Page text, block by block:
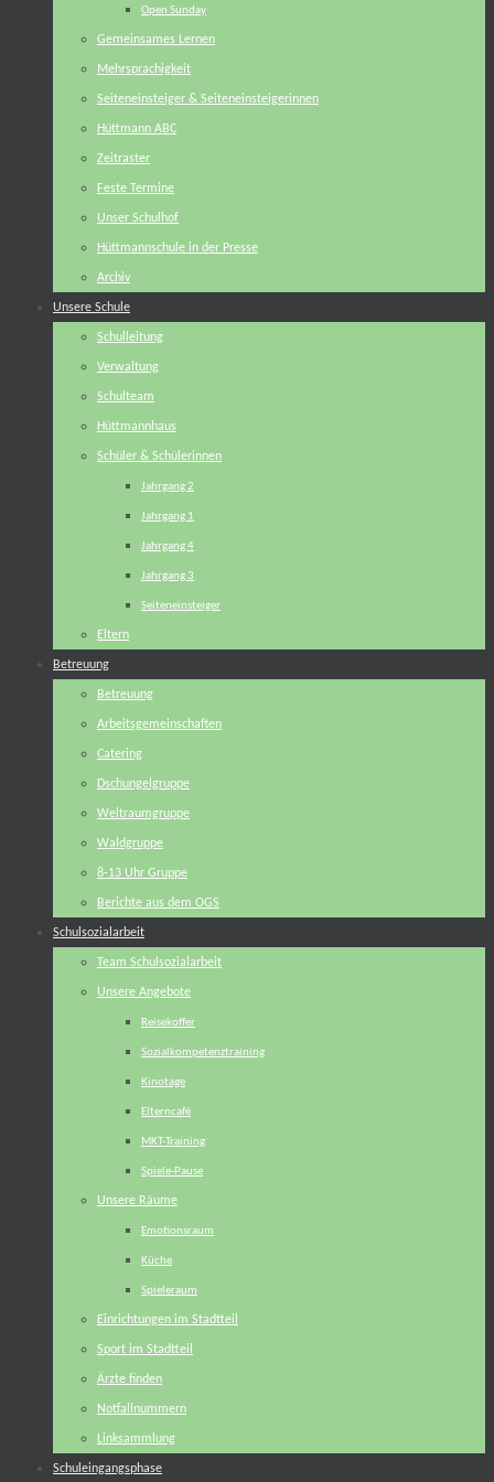
Open Sunday
Gemeinsames Lernen
Mehrsprachigkeit
Seiteneinsteiger & Seiteneinsteigerinnen
Hüttmann ABC
Zeitraster
Feste Termine
Unser Schulhof
Hüttmannschule in der Presse
Archiv
Unsere Schule
Schulleitung
Verwaltung
Schulteam
Hüttmannhaus
Schüler & Schülerinnen
Jahrgang 2
Jahrgang 1
Jahrgang 4
Jahrgang 3
Seiteneinsteiger
Eltern
Betreuung
Betreuung
Arbeitsgemeinschaften
Catering
Dschungelgruppe
Weltraumgruppe
Waldgruppe
8-13 Uhr Gruppe
Berichte aus dem OGS
Schulsozialarbeit
Team Schulsozialarbeit
Unsere Angebote
Reisekoffer
Sozialkompetenztraining
Kinotage
Elterncafé
MKT-Training
Spiele-Pause
Unsere Räume
Emotionsraum
Küche
Spieleraum
Einrichtungen im Stadtteil
Sport im Stadtteil
Ärzte finden
Notfallnummern
Linksammlung
Schuleingangsphase